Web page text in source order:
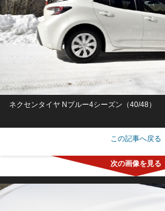
ネクセンタイヤ Nブルー4シーズン（40/48）
この記事へ戻る